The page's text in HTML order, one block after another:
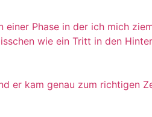
Phase in der ich mich
wie ein Tritt in den
er kam genau zum richtigen